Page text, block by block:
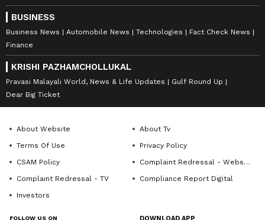
BUSINESS
Business News Automobile News Technologies
Fact Check News
Finance
KRISHI PAZHAMCHOLLUKAL
Pravasi Malayali World, News & Life Updates
Gulf Round Up
Dear Big Ticket
About Website
About Tv
Terms Of Use
Privacy Policy
CSAM Policy
Complaint Redressal - Website
Complaint Redressal - TV
Compliance Report Digital
Investors
FOLLOW US ON DOWNLOAD APP